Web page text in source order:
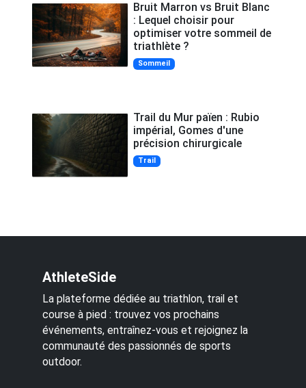
Bruit Marron vs Bruit Blanc
: Lequel choisir pour
optimiser votre sommeil de
triathlète ?
Sommeil
Trail du Mur païen : Rubio
impérial, Gomes d'une
précision chirurgicale
Trail
AthleteSide
La plateforme dédiée au triathlon, trail et
course à pied : trouvez vos prochains
événements, entraînez-vous et rejoignez la
communauté des passionnés de sports
outdoor.